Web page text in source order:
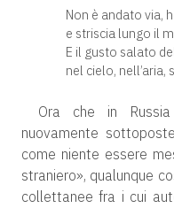
Non è andato via,
e striscia lungo il
E il gusto salato
nel cielo, nell’aria,
Ora che in
nuovamente
come niente essere
straniero», qualunque
collettanee fra i cui